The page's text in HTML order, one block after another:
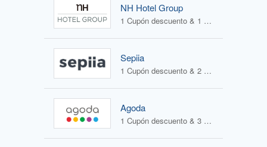
NH Hotel Group
1 Cupón descuento & 1 Oferta
Sepiia
1 Cupón descuento & 2 Ofertas
Agoda
1 Cupón descuento & 3 Ofertas